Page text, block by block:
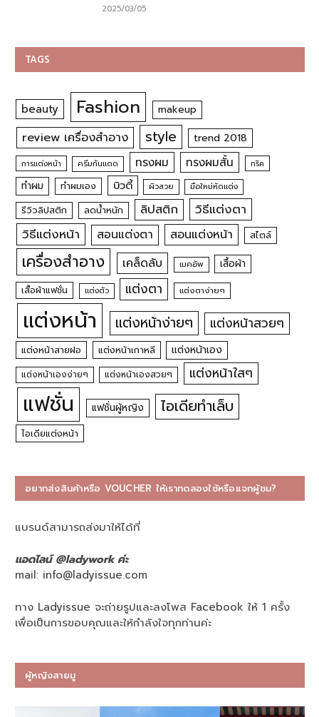
2025/03/05
TAGS
beauty Fashion makeup
review เครื่องสำอาง style trend 2018
การแต่งหน้า ครีมกันแดด ทรงผม ทรงผมสั้น ทริค
ทำผม ทำผมเอง บิวตี้ ผิวสวย มือใหม่หัดแต่ง
รีวิวลิปสติก ลดน้ำหนัก ลิปสติก
วิธีแต่งตา
วิธีแต่งหน้า
สอนแต่งตา สอนแต่งหน้า สไตล์
เครื่องสำอาง เคล็ดลับ เมคอัพ เสื้อผ้า
เสื้อผ้าแฟชั่น แต่งตัว แต่งตา แต่งตาง่ายๆ
แต่งหน้า แต่งหน้าง่ายๆ แต่งหน้าสวยๆ
แต่งหน้าสายฝอ แต่งหน้าเกาหลี แต่งหน้าเอง
แต่งหน้าเองง่ายๆ แต่งหน้าเองสวยๆ แต่งหน้าใสๆ
แฟชั่น แฟชั่นผู้หญิง ไอเดียทำเล็บ
ไอเดียแต่งหน้า
อยากส่งสินค้าหรือ VOUCHER ให้เราทดลองใช้หรือแจกผู้ชม?
แบรนด์สามารถส่งมาให้ได้ที่
แอดไลน์ @ladywork ค่ะ
mail: info@ladyissue.com
ทาง Ladyissue จะถ่ายรูปและลงโพส Facebook ให้ 1 ครั้ง
เพื่อเป็นการขอบคุณและให้กำลังใจทุกท่านค่ะ
ผู้หญิงสายมู